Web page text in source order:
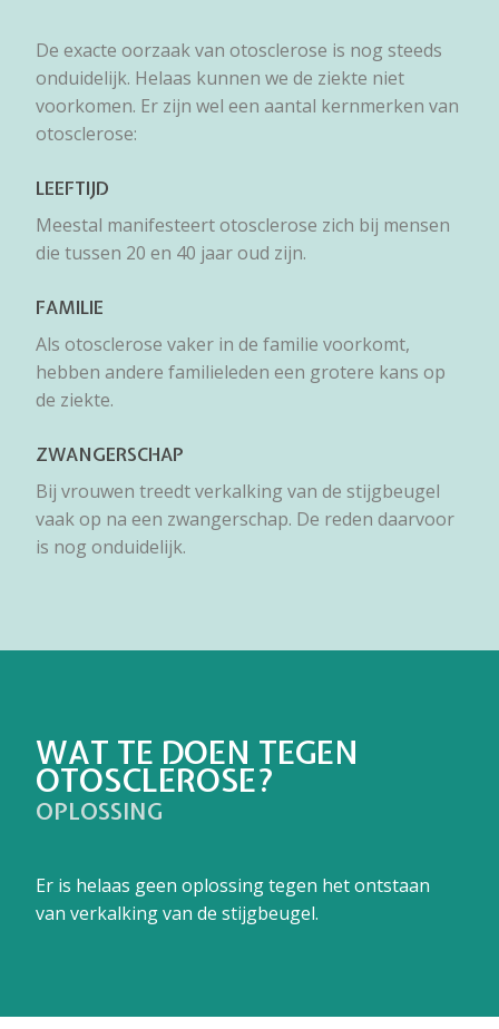
De exacte oorzaak van otosclerose is nog steeds
onduidelijk. Helaas kunnen we de ziekte niet
voorkomen. Er zijn wel een aantal kernmerken van
otosclerose:
LEEFTIJD
Meestal manifesteert otosclerose zich bij mensen
die tussen 20 en 40 jaar oud zijn.
FAMILIE
Als otosclerose vaker in de familie voorkomt,
hebben andere familieleden een grotere kans op
de ziekte.
ZWANGERSCHAP
Bij vrouwen treedt verkalking van de stijgbeugel
vaak op na een zwangerschap. De reden daarvoor
is nog onduidelijk.
WAT TE DOEN TEGEN
OTOSCLEROSE?
OPLOSSING
Er is helaas geen oplossing tegen het ontstaan
van verkalking van de stijgbeugel.